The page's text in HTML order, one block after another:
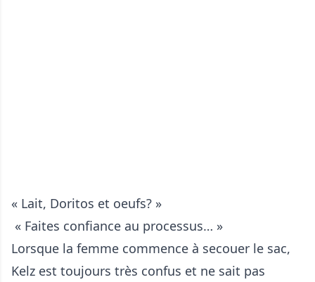
« Lait, Doritos et oeufs? »
« Faites confiance au processus… »
Lorsque la femme commence à secouer le sac,
Kelz est toujours très confus et ne sait pas